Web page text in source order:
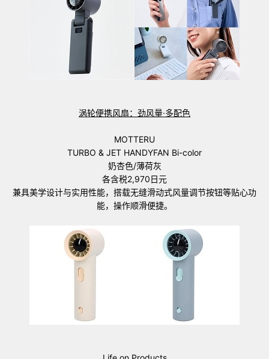
涡轮便携风扇：劲风量·多配色
MOTTERU
TURBO & JET HANDYFAN Bi-color
奶杏色/薄荷灰
各含税2,970日元
兼具美学设计与实用性能，搭载无缝滑动式风量调节按钮等贴心功
能，操作顺滑便捷。